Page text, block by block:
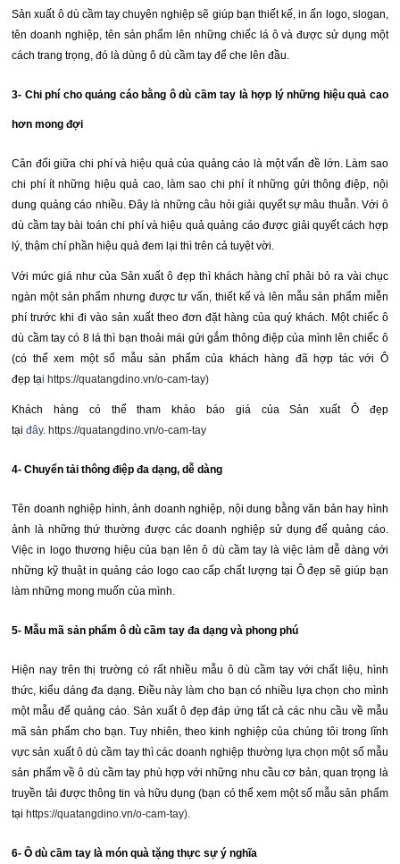
Sản xuất ô dù cầm tay chuyên nghiệp sẽ giúp bạn thiết kế, in ấn logo, slogan,
tên doanh nghiệp, tên sản phẩm lên những chiếc lá ô và được sử dụng một
cách trang trọng, đó là dùng ô dù cầm tay để che lên đầu.
3- Chi phí cho quảng cáo bằng ô dù cầm tay là hợp lý những hiệu quả cao
hơn mong đợi
Cân đối giữa chi phí và hiệu quả của quảng cáo là một vấn đề lớn. Làm sao
chi phí ít những hiệu quả cao, làm sao chi phí ít những gửi thông điệp, nội
dung quảng cáo nhiều. Đây là những câu hỏi giải quyết sự mâu thuẫn. Với ô
dù cầm tay bài toán chi phí và hiệu quả quảng cáo được giải quyết cách hợp
lý, thậm chí phần hiệu quả đem lại thì trên cả tuyệt vời.
Với mức giá như của Sản xuất ô đẹp thì khách hàng chỉ phải bỏ ra vài chục
ngàn một sản phẩm nhưng được tư vấn, thiết kế và lên mẫu sản phẩm miễn
phí trước khi đi vào sản xuất theo đơn đặt hàng của quý khách. Một chiếc ô
dù cầm tay có 8 lá thì bạn thoải mái gửi gắm thông điệp của mình lên chiếc ô
(có thể xem một số mẫu sản phẩm của khách hàng đã hợp tác với Ô
đẹptại https://quatangdino.vn/o-cam-tay)
Khách hàng có thể tham khảo báo giá củaSản xuất Ô đẹp
tạiđây. https://quatangdino.vn/o-cam-tay
4- Chuyển tải thông điệp đa dạng, dễ dàng
Tên doanh nghiệp hình, ảnh doanh nghiệp, nội dung bằng văn bản hay hình
ảnh là những thứ thường được các doanh nghiệp sử dụng để quảng cáo.
Việcin logothương hiệu của bạn lên ô dù cầm tay là việc làm dễ dàng với
những kỹ thuật in quảng cáo logo cao cấp chất lượng tại Ô đẹp sẽ giúp bạn
làm những mong muốn của mình.
5- Mẫu mã sản phẩm ô dù cầm tay đa dạng và phong phú
Hiện nay trên thị trường có rất nhiều mẫu ô dù cầm tayvới chất liệu, hình
thức, kiểu dáng đa dạng. Điều này làm cho bạn có nhiều lựa chọn cho mình
một mẫu để quảng cáo. Sản xuất ô đẹp đáp ứng tất cả các nhu cầu về mẫu
mã sản phẩm cho bạn. Tuy nhiên, theo kinh nghiệp của chúng tôi trong lĩnh
vực sản xuất ô dù cầm tay thì các doanh nghiệp thường lựa chọn một số mẫu
sản phẩm về ô dù cầm tay phù hợp với những nhu cầu cơ bản, quan trọng là
truyền tải được thông tin và hữu dụng (bạn có thể xem mộtsố mẫu sản phẩm
tại https://quatangdino.vn/o-cam-tay).
6-Ô dù cầm tay là món quà tặng thực sự ý nghĩa